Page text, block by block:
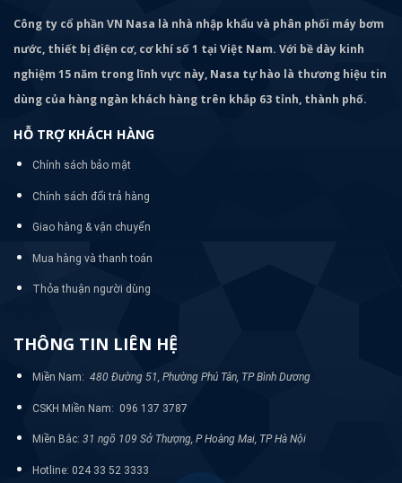
Công ty cổ phần VN Nasa là nhà nhập khẩu và phân phối máy bơm
nước, thiết bị điện cơ, cơ khí số 1 tại Việt Nam. Với bề dày kinh
nghiệm 15 năm trong lĩnh vực này, Nasa tự hào là thương hiệu tin
dùng của hàng ngàn khách hàng trên khắp 63 tỉnh, thành phố.
HỖ TRỢ KHÁCH HÀNG
Chính sách bảo mật
Chính sách đổi trả hàng
Giao hàng & vận chuyển
Mua hàng và thanh toán
Thỏa thuận người dùng
THÔNG TIN LIÊN HỆ
Miền Nam: 480 Đường 51, Phường Phú Tân, TP Bình Dương
CSKH Miền Nam: 096 137 3787
Miền Bắc: 31 ngõ 109 Sở Thượng, P Hoàng Mai, TP Hà Nội
Hotline: 024 33 52 3333